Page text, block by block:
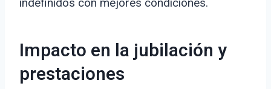
indefinidos con mejores condiciones.
Impacto en la jubilación y
prestaciones